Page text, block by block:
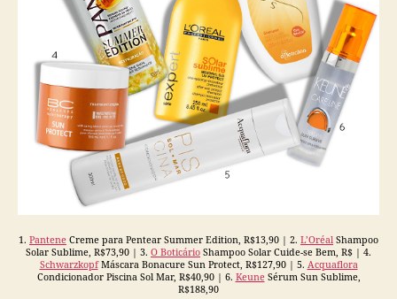
1. Pantene Creme para Pentear Summer Edition, R$13,90 | 2. L’Oréal Shampoo
Solar Sublime, R$73,90 | 3. O Boticário Shampoo Solar Cuide-se Bem, R$ | 4.
SchwarzkopfMáscara Bonacure Sun Protect, R$127,90 | 5. Acquaflora
Condicionador Piscina Sol Mar, R$40,90 | 6. KeuneSérum Sun Sublime,
R$188,90